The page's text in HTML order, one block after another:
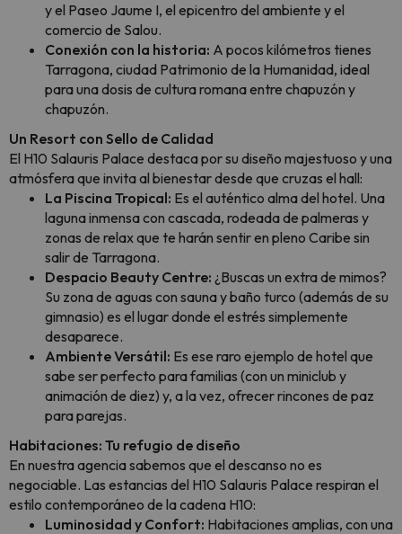
y el Paseo Jaume I, el epicentro del ambiente y el
comercio de Salou.
Conexión con la historia: A pocos kilómetros tienes
Tarragona, ciudad Patrimonio de la Humanidad, ideal
para una dosis de cultura romana entre chapuzón y
chapuzón.
Un Resort con Sello de Calidad
El H10 Salauris Palace destaca por su diseño majestuoso y una
atmósfera que invita al bienestar desde que cruzas el hall:
La Piscina Tropical: Es el auténtico alma del hotel. Una
laguna inmensa con cascada, rodeada de palmeras y
zonas de relax que te harán sentir en pleno Caribe sin
salir de Tarragona.
Despacio Beauty Centre: ¿Buscas un extra de mimos?
Su zona de aguas con sauna y baño turco (además de su
gimnasio) es el lugar donde el estrés simplemente
desaparece.
Ambiente Versátil: Es ese raro ejemplo de hotel que
sabe ser perfecto para familias (con un miniclub y
animación de diez) y, a la vez, ofrecer rincones de paz
para parejas.
Habitaciones: Tu refugio de diseño
En nuestra agencia sabemos que el descanso no es
negociable. Las estancias del H10 Salauris Palace respiran el
estilo contemporáneo de la cadena H10:
Luminosidad y Confort: Habitaciones amplias, con una